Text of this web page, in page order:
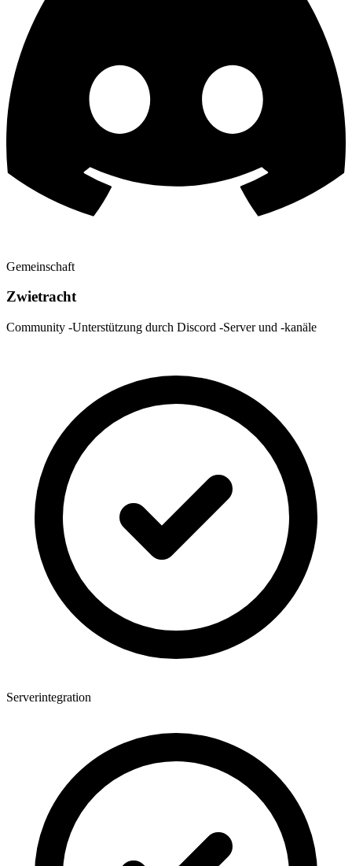
Gemeinschaft
Zwietracht
Community -Unterstützung durch Discord -Server und -kanäle
Serverintegration